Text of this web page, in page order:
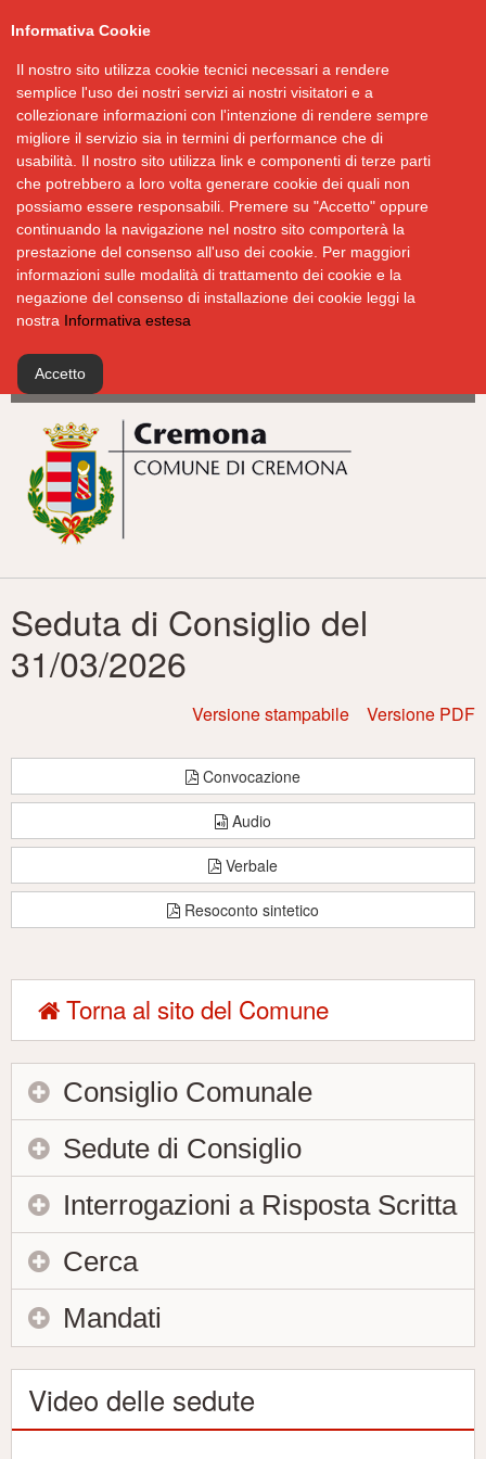
Informativa Cookie
Il nostro sito utilizza cookie tecnici necessari a rendere
semplice l'uso dei nostri servizi ai nostri visitatori e a
collezionare informazioni con l'intenzione di rendere sempre
migliore il servizio sia in termini di performance che di
usabilità. Il nostro sito utilizza link e componenti di terze parti
che potrebbero a loro volta generare cookie dei quali non
possiamo essere responsabili. Premere su "Accetto" oppure
continuando la navigazione nel nostro sito comporterà la
prestazione del consenso all'uso dei cookie. Per maggiori
informazioni sulle modalità di trattamento dei cookie e la
negazione del consenso di installazione dei cookie leggi la
nostra Informativa estesa
Accetto
Salta
al
contenuto
Seduta di Consiglio del
31/03/2026
Versione stampabile Versione PDF
Convocazione
Audio
Verbale
Resoconto sintetico
Torna al sito del Comune
Consiglio Comunale
Sedute di Consiglio
Interrogazioni a Risposta Scritta
Cerca
Mandati
Video delle sedute